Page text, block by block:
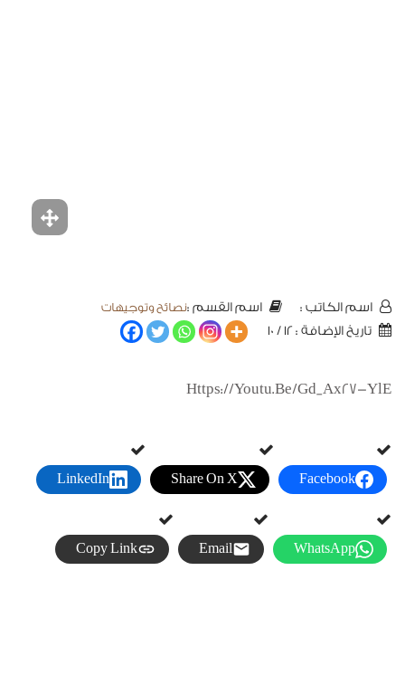
اسم الكاتب : اسم القسم :نصائح وتوجيهات
تاريخ الإضافة : 12 / 10
Https://youtu.be/gd_Ax27-YlE
Facebook
Share On X
LinkedIn
WhatsApp
Email
Copy Link